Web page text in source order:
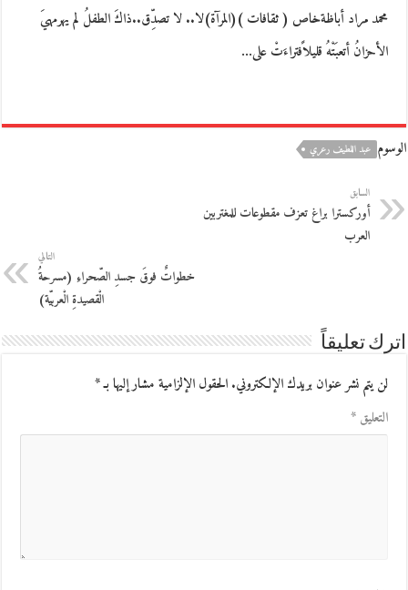
محمد مراد أباظةخاص ( ثقافات )(المرآة)لا.. لا تصدِّق..ذاكَ الطفلُ لم يهرمهيَ
الأحزانُ أتعبَتْهُ قليلاًفتراءَتْ على…
الوسوم عبد اللطيف رعري
السابق
أوركسترا براغ تعزف مقطوعات للمغتربين
العرب
التالي
خطواتٌ فوقَ جسدِ الصّحراءِ (مسرحةُ
الْقصيدةِ الْعربيّة)
اترك تعليقاً
لن يتم نشر عنوان بريدك الإلكتروني.الحقول الإلزامية مشار إليها بـ*
التعليق*